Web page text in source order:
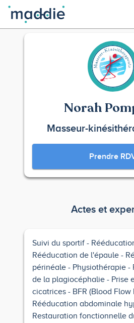
Norah
Masseur-
Prendre
Actes et
Suivi du sportif
Rééducation de l'épaule
périnéale
Physiothérapie
de la plagiocéphalie
Prise
cicatrices
BFR (Blood Flow
Rééducation abdominale
Restauration fonctionnelle